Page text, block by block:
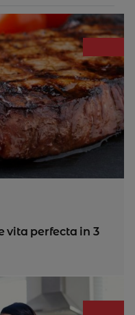
vita perfecta in 3